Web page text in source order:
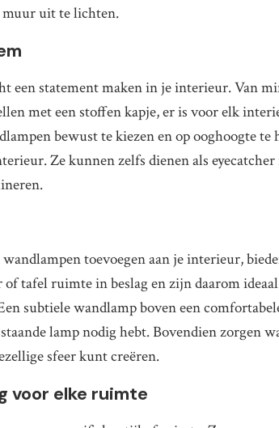
muur uit te lichten.
een statement maken in je interieur. Van
met een stoffen kapje, er is voor elk
bewust te kiezen en op ooghoogte te
Ze kunnen zelfs dienen als
toevoegen aan je interieur,
of tafel ruimte in beslag en zijn daarom
subtiele wandlamp boven een
lamp nodig hebt. Bovendien zorgen
sfeer kunt creëren.
voor elke ruimte